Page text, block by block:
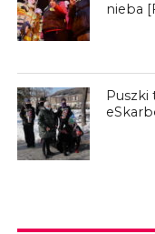
nieba
Puszki